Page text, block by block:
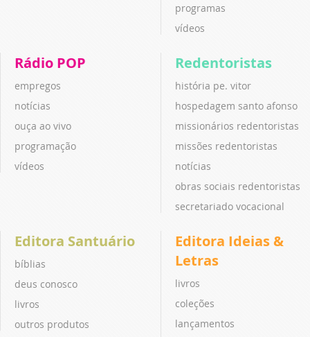
programas
vídeos
Rádio POP
empregos
notícias
ouça ao vivo
programação
vídeos
Redentoristas
história pe. vitor
hospedagem santo afonso
missionários redentoristas
missões redentoristas
notícias
obras sociais redentoristas
secretariado vocacional
Editora Santuário
bíblias
deus conosco
livros
outros produtos
Editora Ideias &
Letras
livros
coleções
lançamentos